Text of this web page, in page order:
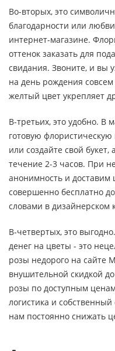
Во-вторых, это
благодарности или
интернет-магазине.
оттенок заказать для
свидания. Звоните, и вы
на день рождения
желтый цвет укрепляет
В-третьих, это удобно. В
готовую
или создайте свой
течение 2-3 часов. При
анонимность и
совершенно бесплатно
словами в дизайнерском
В-четвертых, это
денег на цветы - это
розы недорого на сайте
внушительной скидкой
розы по доступным
логистика и
нам постоянно снижать